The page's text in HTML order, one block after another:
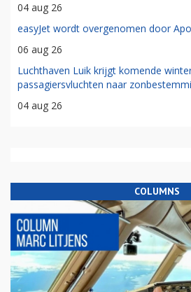
04 aug 26
easyJet wordt overgenomen door
06 aug 26
Luchthaven Luik krijgt komende
passagiersvluchten naar
04 aug 26
COLUMNS